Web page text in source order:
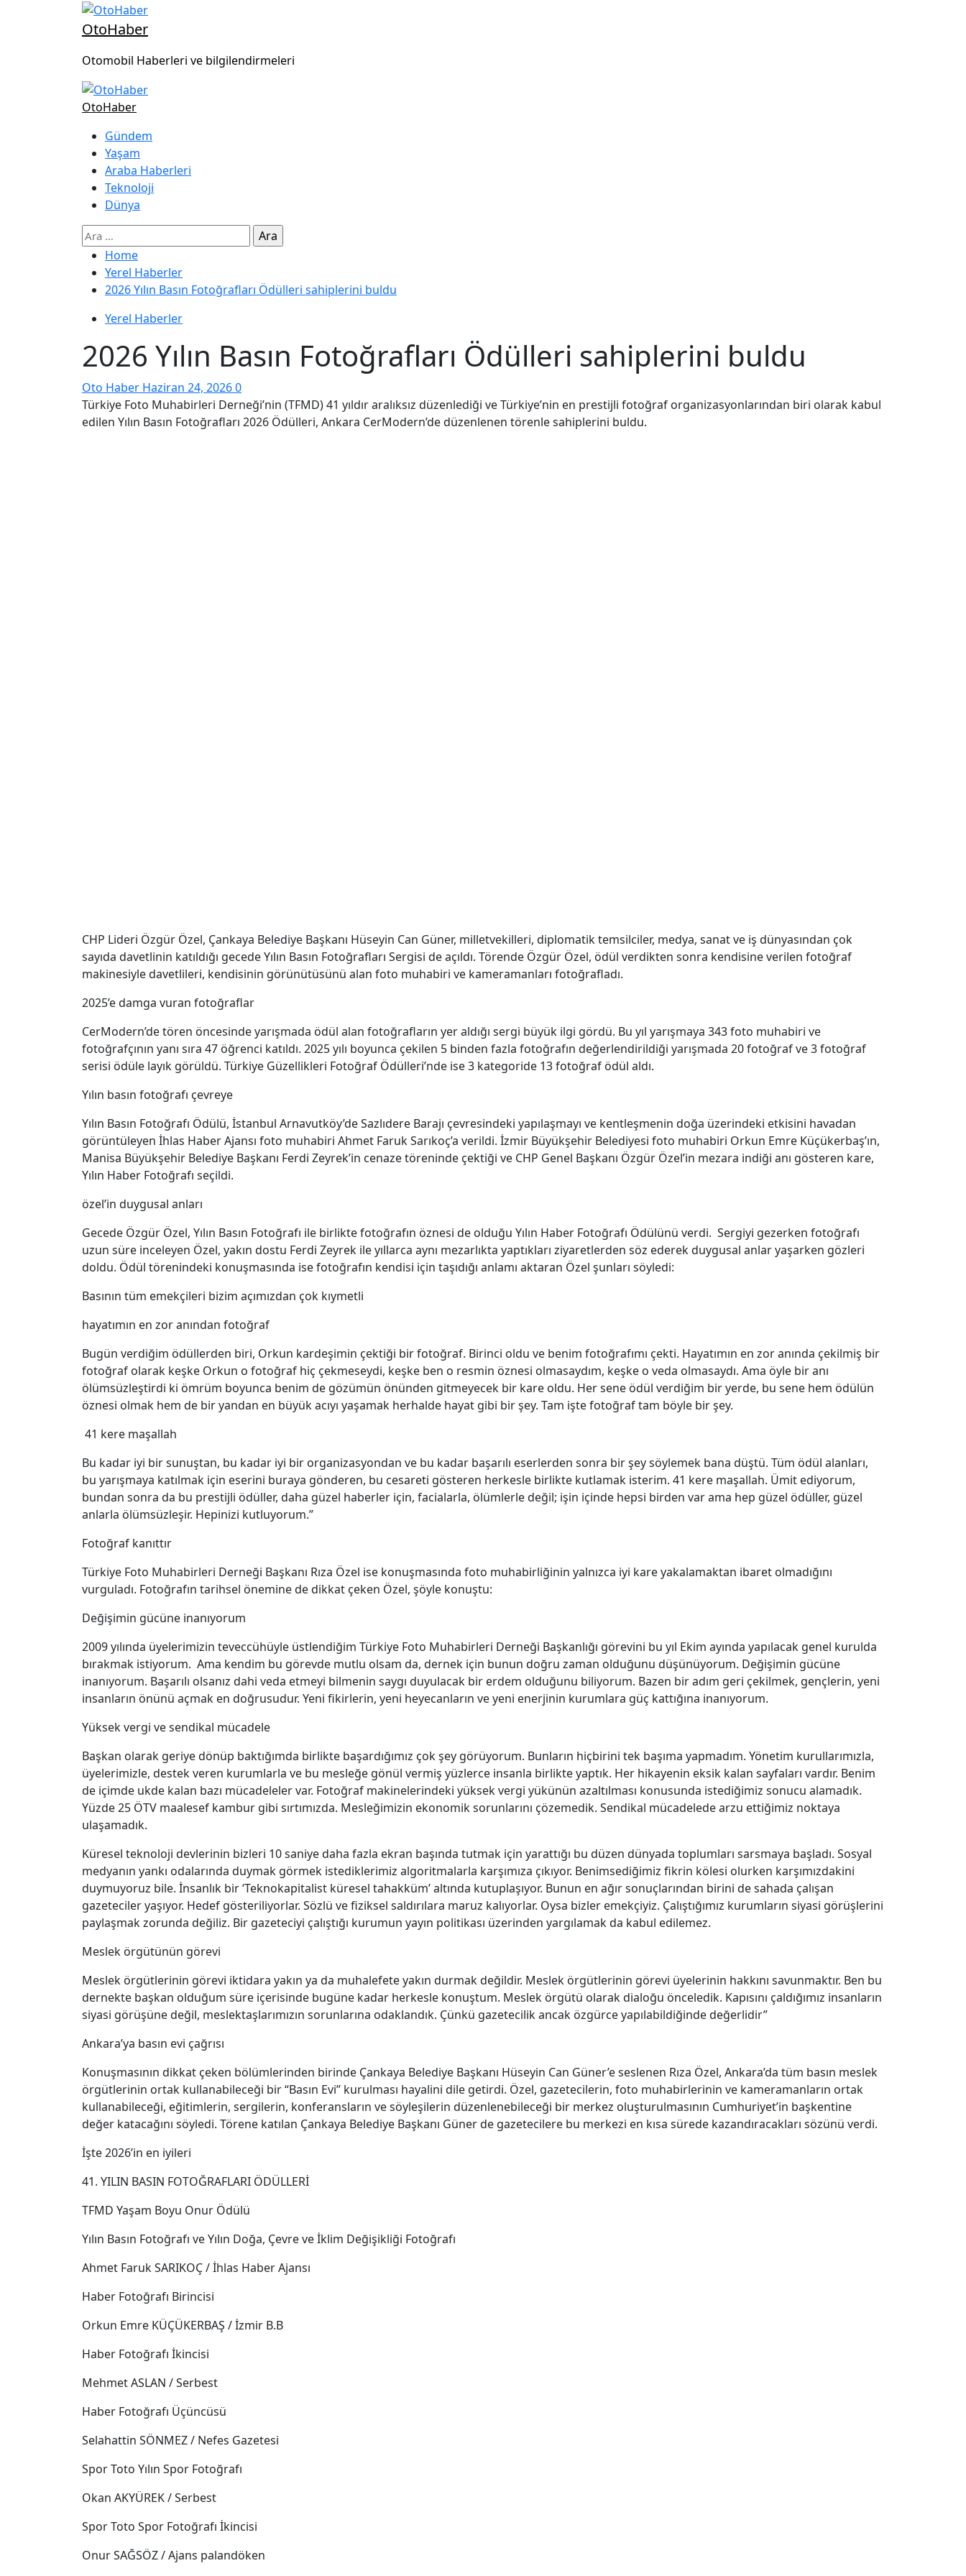
OtoHaber
Otomobil Haberleri ve bilgilendirmeleri
OtoHaber
Gündem
Yaşam
Araba Haberleri
Teknoloji
Dünya
Home
Yerel Haberler
2026 Yılın Basın Fotoğrafları Ödülleri sahiplerini buldu
Yerel Haberler
2026 Yılın Basın Fotoğrafları Ödülleri sahiplerini buldu
Oto Haber Haziran 24, 20260
Türkiye Foto Muhabirleri Derneği’nin (TFMD) 41 yıldır aralıksız düzenlediği ve Türkiye’nin en prestijli fotoğraf organizasyonlarından biri olarak kabul
edilen Yılın Basın Fotoğrafları 2026 Ödülleri, Ankara CerModern’de düzenlenen törenle sahiplerini buldu.
CHP Lideri Özgür Özel, Çankaya Belediye Başkanı Hüseyin Can Güner, milletvekilleri, diplomatik temsilciler, medya, sanat ve iş dünyasından çok
sayıda davetlinin katıldığı gecede Yılın Basın Fotoğrafları Sergisi de açıldı. Törende Özgür Özel, ödül verdikten sonra kendisine verilen fotoğraf
makinesiyle davetlileri, kendisinin görünütüsünü alan foto muhabiri ve kameramanları fotoğrafladı.
2025’e damga vuran fotoğraflar
CerModern’de tören öncesinde yarışmada ödül alan fotoğrafların yer aldığı sergi büyük ilgi gördü. Bu yıl yarışmaya 343 foto muhabiri ve
fotoğrafçının yanı sıra 47 öğrenci katıldı. 2025 yılı boyunca çekilen 5 binden fazla fotoğrafın değerlendirildiği yarışmada 20 fotoğraf ve 3 fotoğraf
serisi ödüle layık görüldü. Türkiye Güzellikleri Fotoğraf Ödülleri’nde ise 3 kategoride 13 fotoğraf ödül aldı.
Yılın basın fotoğrafı çevreye
Yılın Basın Fotoğrafı Ödülü, İstanbul Arnavutköy’de Sazlıdere Barajı çevresindeki yapılaşmayı ve kentleşmenin doğa üzerindeki etkisini havadan
görüntüleyen İhlas Haber Ajansı foto muhabiri Ahmet Faruk Sarıkoç’a verildi. İzmir Büyükşehir Belediyesi foto muhabiri Orkun Emre Küçükerbaş’ın,
Manisa Büyükşehir Belediye Başkanı Ferdi Zeyrek’in cenaze töreninde çektiği ve CHP Genel Başkanı Özgür Özel’in mezara indiği anı gösteren kare,
Yılın Haber Fotoğrafı seçildi.
özel’in duygusal anları
Gecede Özgür Özel, Yılın Basın Fotoğrafı ile birlikte fotoğrafın öznesi de olduğu Yılın Haber Fotoğrafı Ödülünü verdi. Sergiyi gezerken fotoğrafı
uzun süre inceleyen Özel, yakın dostu Ferdi Zeyrek ile yıllarca aynı mezarlıkta yaptıkları ziyaretlerden söz ederek duygusal anlar yaşarken gözleri
doldu. Ödül törenindeki konuşmasında ise fotoğrafın kendisi için taşıdığı anlamı aktaran Özel şunları söyledi:
Basının tüm emekçileri bizim açımızdan çok kıymetli
hayatımın en zor anından fotoğraf
Bugün verdiğim ödüllerden biri, Orkun kardeşimin çektiği bir fotoğraf. Birinci oldu ve benim fotoğrafımı çekti. Hayatımın en zor anında çekilmiş bir
fotoğraf olarak keşke Orkun o fotoğraf hiç çekmeseydi, keşke ben o resmin öznesi olmasaydım, keşke o veda olmasaydı. Ama öyle bir anı
ölümsüzleştirdi ki ömrüm boyunca benim de gözümün önünden gitmeyecek bir kare oldu. Her sene ödül verdiğim bir yerde, bu sene hem ödülün
öznesi olmak hem de bir yandan en büyük acıyı yaşamak herhalde hayat gibi bir şey. Tam işte fotoğraf tam böyle bir şey.
41 kere maşallah
Bu kadar iyi bir sunuştan, bu kadar iyi bir organizasyondan ve bu kadar başarılı eserlerden sonra bir şey söylemek bana düştü. Tüm ödül alanları,
bu yarışmaya katılmak için eserini buraya gönderen, bu cesareti gösteren herkesle birlikte kutlamak isterim. 41 kere maşallah. Ümit ediyorum,
bundan sonra da bu prestijli ödüller, daha güzel haberler için, facialarla, ölümlerle değil; işin içinde hepsi birden var ama hep güzel ödüller, güzel
anlarla ölümsüzleşir. Hepinizi kutluyorum.”
Fotoğraf kanıttır
Türkiye Foto Muhabirleri Derneği Başkanı Rıza Özel ise konuşmasında foto muhabirliğinin yalnızca iyi kare yakalamaktan ibaret olmadığını
vurguladı. Fotoğrafın tarihsel önemine de dikkat çeken Özel, şöyle konuştu:
Değişimin gücüne inanıyorum
2009 yılında üyelerimizin teveccühüyle üstlendiğim Türkiye Foto Muhabirleri Derneği Başkanlığı görevini bu yıl Ekim ayında yapılacak genel kurulda
bırakmak istiyorum. Ama kendim bu görevde mutlu olsam da, dernek için bunun doğru zaman olduğunu düşünüyorum. Değişimin gücüne
inanıyorum. Başarılı olsanız dahi veda etmeyi bilmenin saygı duyulacak bir erdem olduğunu biliyorum. Bazen bir adım geri çekilmek, gençlerin, yeni
insanların önünü açmak en doğrusudur. Yeni fikirlerin, yeni heyecanların ve yeni enerjinin kurumlara güç kattığına inanıyorum.
Yüksek vergi ve sendikal mücadele
Başkan olarak geriye dönüp baktığımda birlikte başardığımız çok şey görüyorum. Bunların hiçbirini tek başıma yapmadım. Yönetim kurullarımızla,
üyelerimizle, destek veren kurumlarla ve bu mesleğe gönül vermiş yüzlerce insanla birlikte yaptık. Her hikayenin eksik kalan sayfaları vardır. Benim
de içimde ukde kalan bazı mücadeleler var. Fotoğraf makinelerindeki yüksek vergi yükünün azaltılması konusunda istediğimiz sonucu alamadık.
Yüzde 25 ÖTV maalesef kambur gibi sırtımızda. Mesleğimizin ekonomik sorunlarını çözemedik. Sendikal mücadelede arzu ettiğimiz noktaya
ulaşamadık.
Küresel teknoloji devlerinin bizleri 10 saniye daha fazla ekran başında tutmak için yarattığı bu düzen dünyada toplumları sarsmaya başladı. Sosyal
medyanın yankı odalarında duymak görmek istediklerimiz algoritmalarla karşımıza çıkıyor. Benimsediğimiz fikrin kölesi olurken karşımızdakini
duymuyoruz bile. İnsanlık bir ‘Teknokapitalist küresel tahakküm’ altında kutuplaşıyor. Bunun en ağır sonuçlarından birini de sahada çalışan
gazeteciler yaşıyor. Hedef gösteriliyorlar. Sözlü ve fiziksel saldırılara maruz kalıyorlar. Oysa bizler emekçiyiz. Çalıştığımız kurumların siyasi görüşlerini
paylaşmak zorunda değiliz. Bir gazeteciyi çalıştığı kurumun yayın politikası üzerinden yargılamak da kabul edilemez.
Meslek örgütünün görevi
Meslek örgütlerinin görevi iktidara yakın ya da muhalefete yakın durmak değildir. Meslek örgütlerinin görevi üyelerinin hakkını savunmaktır. Ben bu
dernekte başkan olduğum süre içerisinde bugüne kadar herkesle konuştum. Meslek örgütü olarak dialoğu önceledik. Kapısını çaldığımız insanların
siyasi görüşüne değil, meslektaşlarımızın sorunlarına odaklandık. Çünkü gazetecilik ancak özgürce yapılabildiğinde değerlidir”
Ankara’ya basın evi çağrısı
Konuşmasının dikkat çeken bölümlerinden birinde Çankaya Belediye Başkanı Hüseyin Can Güner’e seslenen Rıza Özel, Ankara’da tüm basın meslek
örgütlerinin ortak kullanabileceği bir “Basın Evi” kurulması hayalini dile getirdi. Özel, gazetecilerin, foto muhabirlerinin ve kameramanların ortak
kullanabileceği, eğitimlerin, sergilerin, konferansların ve söyleşilerin düzenlenebileceği bir merkez oluşturulmasının Cumhuriyet’in başkentine
değer katacağını söyledi. Törene katılan Çankaya Belediye Başkanı Güner de gazetecilere bu merkezi en kısa sürede kazandıracakları sözünü verdi.
İşte 2026’in en iyileri
41. YILIN BASIN FOTOĞRAFLARI ÖDÜLLERİ
TFMD Yaşam Boyu Onur Ödülü
Yılın Basın Fotoğrafı ve Yılın Doğa, Çevre ve İklim Değişikliği Fotoğrafı
Ahmet Faruk SARIKOÇ / İhlas Haber Ajansı
Haber Fotoğrafı Birincisi
Orkun Emre KÜÇÜKERBAŞ / İzmir B.B
Haber Fotoğrafı İkincisi
Mehmet ASLAN / Serbest
Haber Fotoğrafı Üçüncüsü
Selahattin SÖNMEZ / Nefes Gazetesi
Spor Toto Yılın Spor Fotoğrafı
Okan AKYÜREK / Serbest
Spor Toto Spor Fotoğrafı İkincisi
Onur SAĞSÖZ / Ajans palandöken